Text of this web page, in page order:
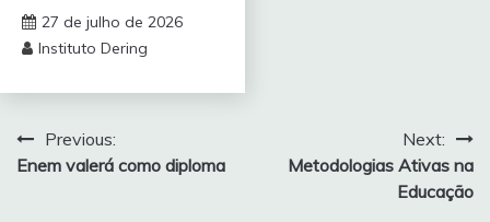
27 de julho de 2026
Instituto Dering
Navegação
de
Previous:
Enem valerá como diploma
Next:
Metodologias Ativas na
Educação